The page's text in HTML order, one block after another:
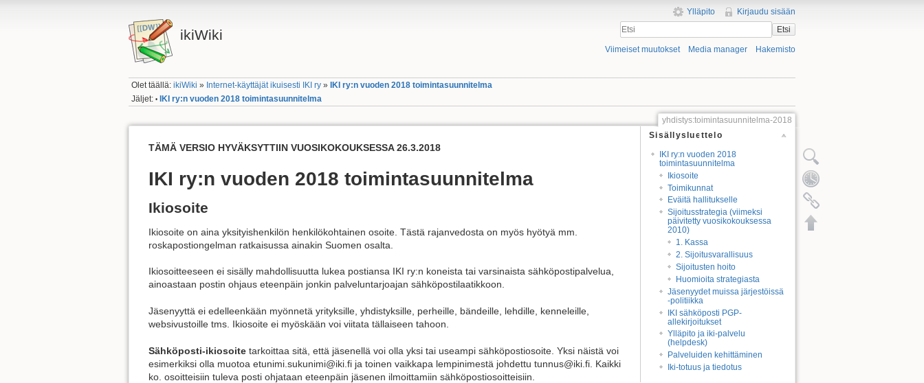
ikiWiki
Ylläpito
Kirjaudu sisään
Etsi
Viimeiset muutokset Media manager Hakemisto
Olet täällä:ikiWiki » Internet-käyttäjät ikuisesti IKI ry » IKI ry:n vuoden 2018 toimintasuunnitelma
Jäljet: • IKI ry:n vuoden 2018 toimintasuunnitelma
yhdistys:toimintasuunnitelma-2018
Sisällysluettelo
IKI ry:n vuoden 2018
toimintasuunnitelma
Ikiosoite
Toimikunnat
Eväitä hallitukselle
Sijoitusstrategia (viimeksi
päivitetty vuosikokouksessa
2010)
1. Kassa
2. Sijoitusvarallisuus
Sijoitusten hoito
Huomioita strategiasta
Jäsenyydet muissa järjestöissä
-politiikka
IKI sähköposti PGP-
allekirjoitukset
Ylläpito ja iki-palvelu
(helpdesk)
Palveluiden kehittäminen
Iki-totuus ja tiedotus
TÄMÄ VERSIO HYVÄKSYTTIIN VUOSIKOKOUKSESSA 26.3.2018
IKI ry:n vuoden 2018 toimintasuunnitelma
Ikiosoite
Ikiosoite on aina yksityishenkilön henkilökohtainen osoite. Tästä rajanvedosta on myös hyötyä mm.
roskapostiongelman ratkaisussa ainakin Suomen osalta.
Ikiosoitteeseen ei sisälly mahdollisuutta lukea postiansa IKI ry:n koneista tai varsinaista sähköpostipalvelua,
ainoastaan postin ohjaus eteenpäin jonkin palveluntarjoajan sähköpostilaatikkoon.
Jäsenyyttä ei edelleenkään myönnetä yrityksille, yhdistyksille, perheille, bändeille, lehdille, kenneleille,
websivustoille tms. Ikiosoite ei myöskään voi viitata tällaiseen tahoon.
Sähköposti-ikiosoite tarkoittaa sitä, että jäsenellä voi olla yksi tai useampi sähköpostiosoite. Yksi näistä voi
esimerkiksi olla muotoa etunimi.sukunimi@iki.fi ja toinen vaikkapa lempinimestä johdettu tunnus@iki.fi. Kaikki
ko. osoitteisiin tuleva posti ohjataan eteenpäin jäsenen ilmoittamiin sähköpostiosoitteisiin.